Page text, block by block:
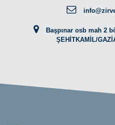
Başpınar osb mah 2
ŞEHİTKAMİL/